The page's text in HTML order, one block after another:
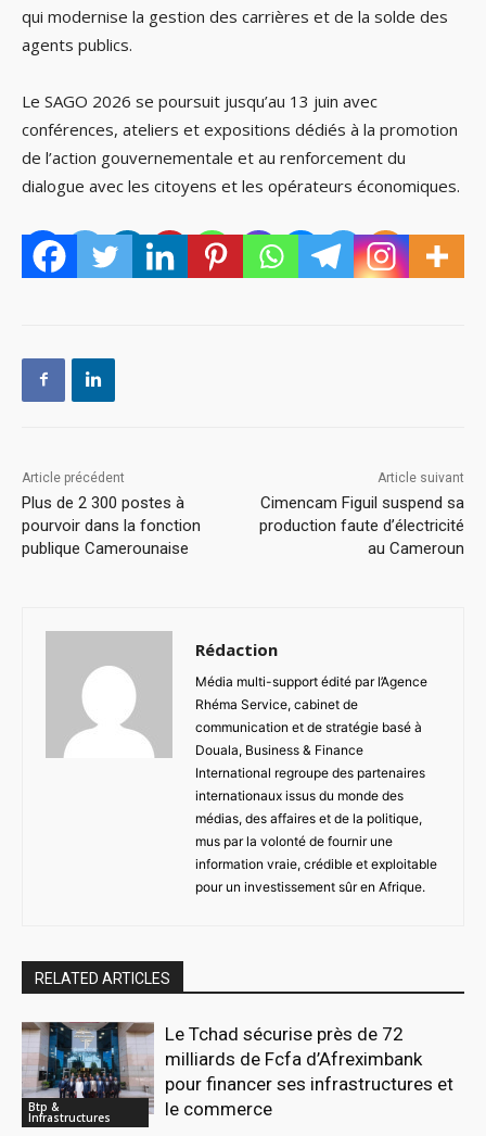
qui modernise la gestion des carrières et de la solde des
agents publics.
Le SAGO 2026 se poursuit jusqu’au 13 juin avec
conférences, ateliers et expositions dédiés à la promotion
de l’action gouvernementale et au renforcement du
dialogue avec les citoyens et les opérateurs économiques.
Article précédent
Plus de 2 300 postes à
pourvoir dans la fonction
publique Camerounaise
Article suivant
Cimencam Figuil suspend sa
production faute d’électricité
au Cameroun
Rédaction
Média multi-support édité par l’Agence
Rhéma Service, cabinet de
communication et de stratégie basé à
Douala, Business & Finance
International regroupe des partenaires
internationaux issus du monde des
médias, des affaires et de la politique,
mus par la volonté de fournir une
information vraie, crédible et exploitable
pour un investissement sûr en Afrique.
RELATED ARTICLES
Btp &
Infrastructures
Le Tchad sécurise près de 72
milliards de Fcfa d’Afreximbank
pour financer ses infrastructures et
le commerce